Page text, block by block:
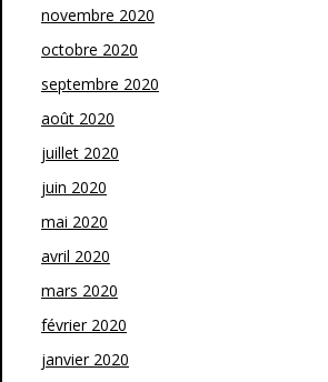
novembre 2020
octobre 2020
septembre 2020
août 2020
juillet 2020
juin 2020
mai 2020
avril 2020
mars 2020
février 2020
janvier 2020